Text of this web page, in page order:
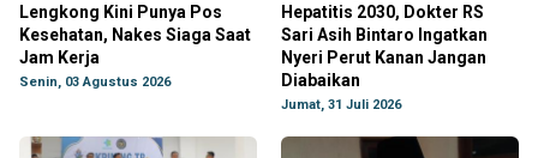
Lengkong Kini Punya Pos
Kesehatan, Nakes Siaga Saat
Jam Kerja
Senin, 03 Agustus 2026
Hepatitis 2030, Dokter RS
Sari Asih Bintaro Ingatkan
Nyeri Perut Kanan Jangan
Diabaikan
Jumat, 31 Juli 2026